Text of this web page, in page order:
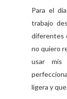
Para el
trabajo
diferentes
no quiero
usar mis
ligera y